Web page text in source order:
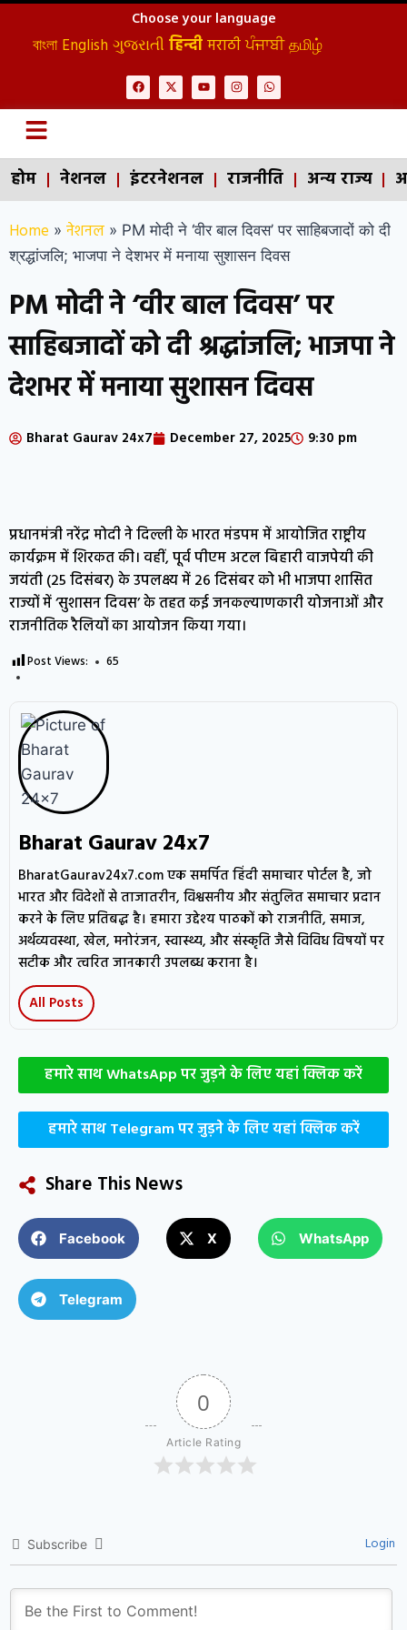
Choose your language
বাংলা English ગુજરાતી हिन्दीमराठीਪੰਜਾਬੀதமிழ்
होम नेशनल इंटरनेशनल राजनीति अन्य राज्य
Home » नेशनल » PM मोदी ने ‘वीर बाल दिवस’ पर साहिबजादों को दी
श्रद्धांजलि; भाजपा ने देशभर में मनाया सुशासन दिवस
PM मोदी ने ‘वीर बाल दिवस’ पर
साहिबजादों को दी श्रद्धांजलि; भाजपा ने
देशभर में मनाया सुशासन दिवस
Bharat Gaurav 24x7 December 27, 2025 9:30 pm
प्रधानमंत्री नरेंद्र मोदी ने दिल्ली के भारत मंडपम में आयोजित राष्ट्रीय
कार्यक्रम में शिरकत की। वहीं, पूर्व पीएम अटल बिहारी वाजपेयी की
जयंती (25 दिसंबर) के उपलक्ष्य में 26 दिसंबर को भी भाजपा शासित
राज्यों में ‘सुशासन दिवस’ के तहत कई जनकल्याणकारी योजनाओं और
राजनीतिक रैलियों का आयोजन किया गया।
Post Views: 65
Bharat Gaurav 24x7
BharatGaurav24x7.com एक समर्पित हिंदी समाचार पोर्टल है, जो
भारत और विदेशों से ताजातरीन, विश्वसनीय और संतुलित समाचार प्रदान
करने के लिए प्रतिबद्ध है। हमारा उद्देश्य पाठकों को राजनीति, समाज,
अर्थव्यवस्था, खेल, मनोरंजन, स्वास्थ्य, और संस्कृति जैसे विविध विषयों पर
सटीक और त्वरित जानकारी उपलब्ध कराना है।
All Posts
हमारे साथ WhatsApp पर जुड़ने के लिए यहां क्लिक करें
हमारे साथ Telegram पर जुड़ने के लिए यहां क्लिक करें
Share This News
Facebook X WhatsApp
Telegram
0
Article Rating
Subscribe Login